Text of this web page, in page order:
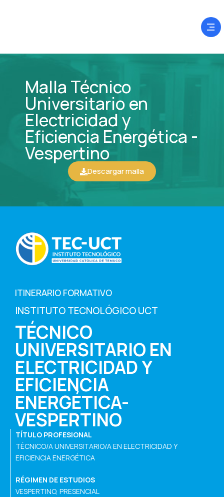
Malla Técnico
Universitario en
Electricidad y
Eficiencia Energética -
Vespertino
Descargar malla
ITINERARIO FORMATIVO
INSTITUTO TECNOLÓGICO UCT
TÉCNICO
UNIVERSITARIO EN
ELECTRICIDAD Y
EFICIENCIA
ENERGÉTICA-
VESPERTINO
TÍTULO PROFESIONAL
TÉCNICO/A UNIVERSITARIO/A EN ELECTRICIDAD Y
EFICIENCIA ENERGÉTICA
RÉGIMEN DE ESTUDIOS
VESPERTINO, PRESENCIAL